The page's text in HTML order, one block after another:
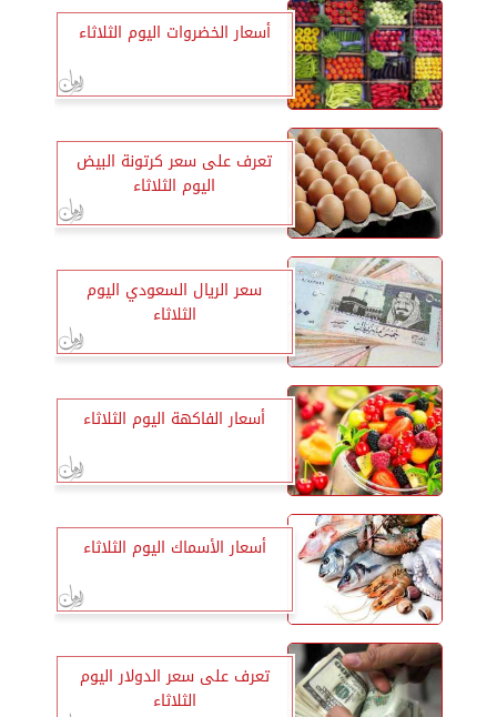
أسعار الخضروات اليوم الثلاثاء
تعرف على سعر كرتونة البيض
اليوم الثلاثاء
سعر الريال السعودي اليوم
الثلاثاء
أسعار الفاكهة اليوم الثلاثاء
أسعار الأسماك اليوم الثلاثاء
تعرف على سعر الدولار اليوم
الثلاثاء